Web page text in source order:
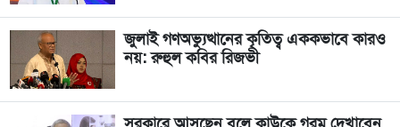
জুলাই গণঅভ্যুত্থানের কৃতিত্ব এককভাবে কারও
নয়: রুহুল কবির রিজভী